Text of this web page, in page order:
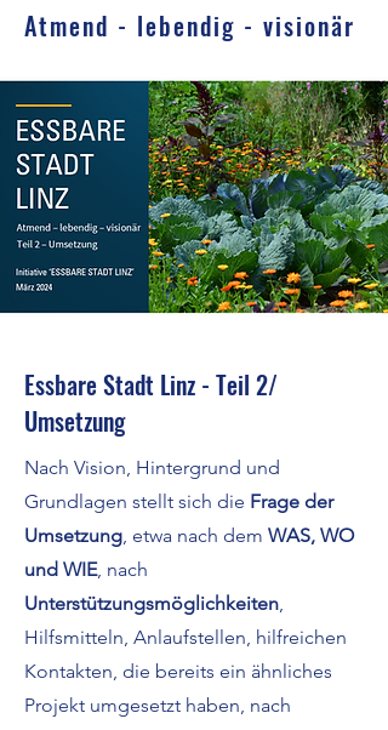
Atmend - lebendig - visionär
Essbare Stadt Linz - Teil 2/
Umsetzung
Nach Vision, Hintergrund und
Grundlagen stellt sich die Frage der
Umsetzung, etwa nach dem WAS, WO
und WIE, nach
Unterstützungsmöglichkeiten,
Hilfsmitteln, Anlaufstellen, hilfreichen
Kontakten, die bereits ein ähnliches
Projekt umgesetzt haben, nach